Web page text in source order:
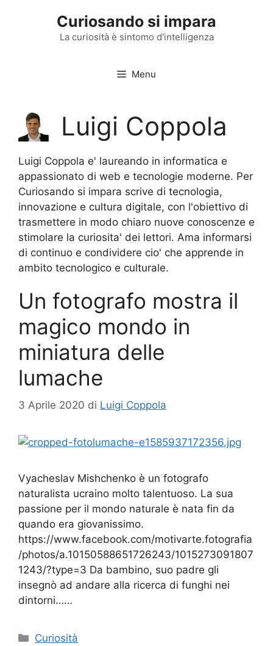
Curiosando si impara
La curiosità è sintomo d'intelligenza
Menu
Luigi Coppola
Luigi Coppola e' laureando in informatica e
appassionato di web e tecnologie moderne. Per
Curiosando si impara scrive di tecnologia,
innovazione e cultura digitale, con l'obiettivo di
trasmettere in modo chiaro nuove conoscenze e
stimolare la curiosita' dei lettori. Ama informarsi
di continuo e condividere cio' che apprende in
ambito tecnologico e culturale.
Un fotografo mostra il
magico mondo in
miniatura delle
lumache
3 Aprile 2020 di Luigi Coppola
Vyacheslav Mishchenko è un fotografo
naturalista ucraino molto talentuoso. La sua
passione per il mondo naturale è nata fin da
quando era giovanissimo.
https://www.facebook.com/motivarte.fotografia
/photos/a.10150588651726243/1015273091807
1243/?type=3 Da bambino, suo padre gli
insegnò ad andare alla ricerca di funghi nei
dintorni……
Categorie
Curiosità